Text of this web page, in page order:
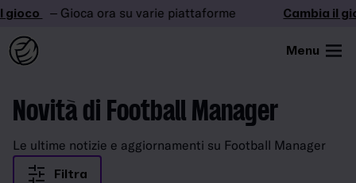
gioco – Gioca ora su varie piattaforme Cambia il
Menu
Novità di Football Manager
Le ultime notizie e aggiornamenti su Football Manager
Filtra